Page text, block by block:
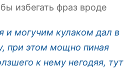
избегать фраз вроде
и могучим кулаком дал в
при этом мощно пиная
к нему негодяя, тут